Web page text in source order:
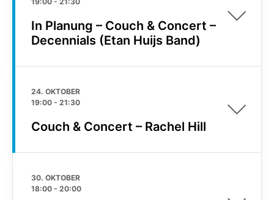
In Planung – Couch & Concert –
Decennials (Etan Huijs Band)
24. OKTOBER
19:00 - 21:30
Couch & Concert – Rachel Hill
30. OKTOBER
18:00 - 20:00